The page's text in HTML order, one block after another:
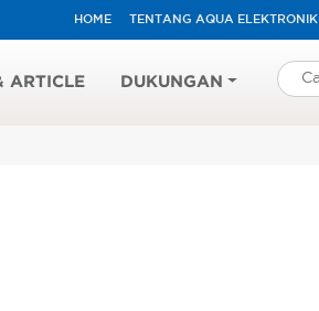
HOME TENTANG AQUA ELEKTRONIK
ARTICLE DUKUNGAN